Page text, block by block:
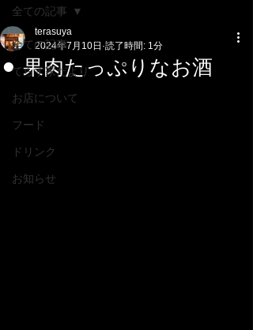
全ての記事
てらす家だより
お店について
フード
ドリンク
お知らせ
全ての記事
⚫︎ 果肉たっぷりなお酒
terasuya
2024年7月10日 読了時間: 1分